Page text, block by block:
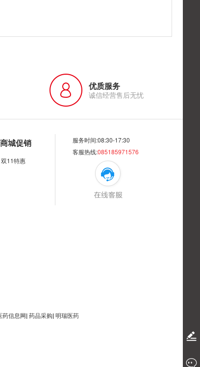
优质服务
诚信经营售后无忧
商城促销
双11特惠
服务时间:08:30-17:30
客服热线:085185971576
药信息网| 药品采购| 明瑞医药